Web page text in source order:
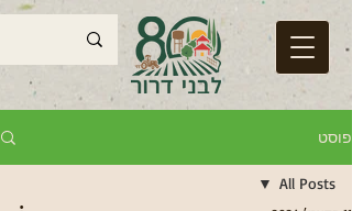
פוסט
All Posts